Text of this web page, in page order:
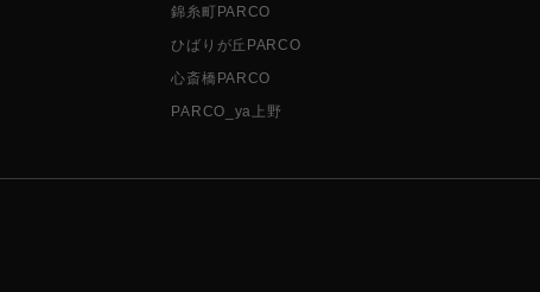
錦糸町PARCO
ひばりが丘PARCO
心斎橋PARCO
PARCO_ya上野